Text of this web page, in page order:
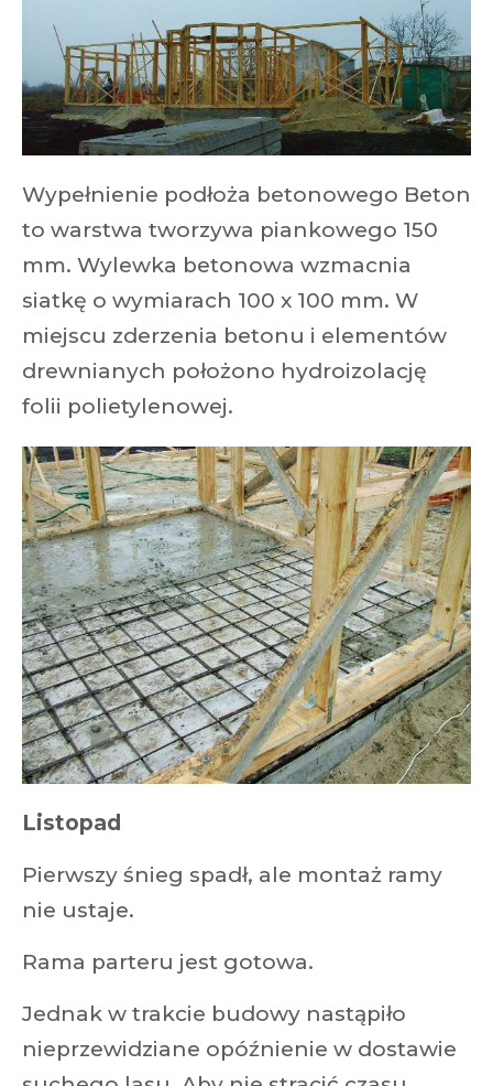
Wypełnienie podłoża betonowego Beton
to warstwa tworzywa piankowego 150
mm. Wylewka betonowa wzmacnia
siatkę o wymiarach 100 x 100 mm. W
miejscu zderzenia betonu i elementów
drewnianych położono hydroizolację
folii polietylenowej.
Listopad
Pierwszy śnieg spadł, ale montaż ramy
nie ustaje.
Rama parteru jest gotowa.
Jednak w trakcie budowy nastąpiło
nieprzewidziane opóźnienie w dostawie